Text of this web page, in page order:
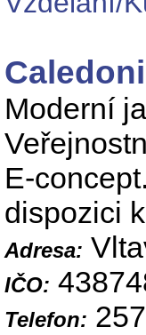
Moderní
E-
dispozici
Adresa:
IČO:
Telefon: